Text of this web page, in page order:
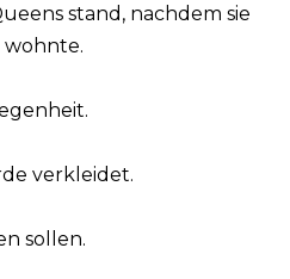
stand, nachdem sie
wohnte.
verkleidet.
sollen.